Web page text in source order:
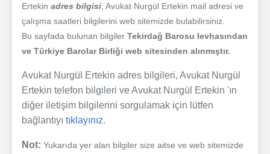
Ertekin adres bilgisi , Avukat Nurgül Ertekin mail adresi ve
çalışma saatleri bilgilerini web sitemizde bulabilirsiniz.
Bu sayfada bulunan bilgiler Tekirdağ Barosu levhasından
ve Türkiye Barolar Birliği web sitesinden alınmıştır.
Avukat Nurgül Ertekin adres bilgileri, Avukat Nurgül
Ertekin telefon bilgileri ve Avukat Nurgül Ertekin 'ın
diğer iletişim bilgilerini sorgulamak için lütfen
bağlantıyı tıklayınız.
Not: Yukarıda yer alan bilgiler size aitse ve web sitemizde